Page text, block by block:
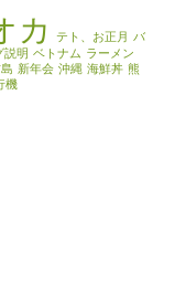
カ テト、お正月 バ
説明 ベトナム ラーメン
新年会 沖縄 海鮮丼 熊
機